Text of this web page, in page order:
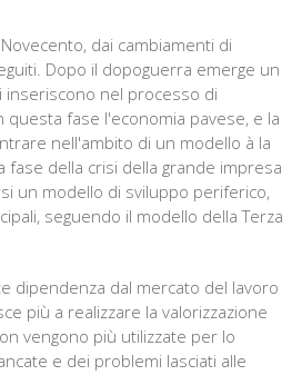
dai cambiamenti di
Dopo il dopoguerra emerge un
inseriscono nel processo di
fase l'economia pavese, e la
nell'ambito di un modello à la
fase della crisi della grande impresa
un modello di sviluppo periferico,
seguendo il modello della Terza
dipendenza dal mercato del lavoro
più a realizzare la valorizzazione
vengono più utilizzate per lo
e dei problemi lasciati alle